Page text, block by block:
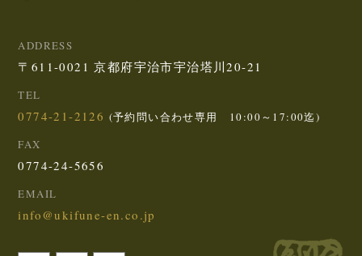
ADDRESS
〒611-0021 京都府宇治市宇治塔川20-21
TEL
0774-21-2126 (予約問い合わせ専用 10:00～17:00迄)
FAX
0774-24-5656
EMAIL
info@ukifune-en.co.jp